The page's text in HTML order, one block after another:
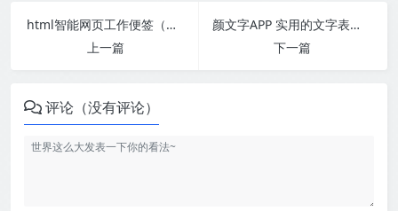
html智能网页工作便签（简单、轻便、快捷）
上一篇
颜文字APP 实用的文字表情库
下一篇
评论（没有评论）